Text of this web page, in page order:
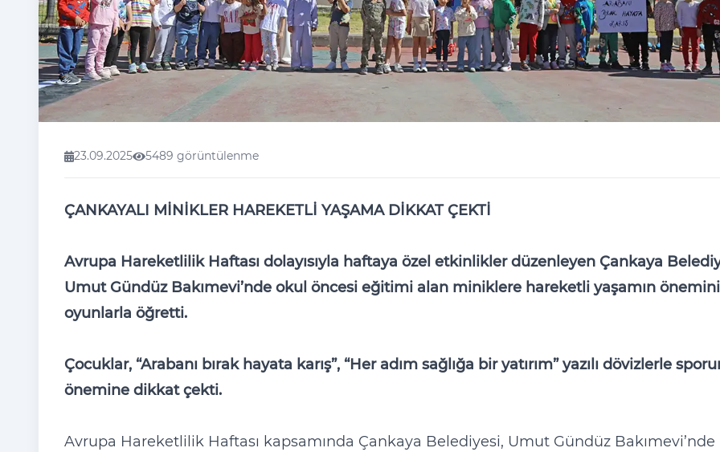
23.09.2025 5489 görüntülenme
ÇANKAYALI MİNİKLER HAREKETLİ YAŞAMA DİKKAT ÇEKTİ
Avrupa Hareketlilik Haftası dolayısıyla haftaya özel etkinlikler düzenleyen Çankaya
Umut Gündüz Bakımevi’nde okul öncesi eğitimi alan miniklere hareketli yaşamın önemini
oyunlarla öğretti.
Çocuklar, “Arabanı bırak hayata karış”, “Her adım sağlığa bir yatırım” yazılı dövizlerle
önemine dikkat çekti.
Avrupa Hareketlilik Haftası kapsamında Çankaya Belediyesi, Umut Gündüz Bakımevi’nde